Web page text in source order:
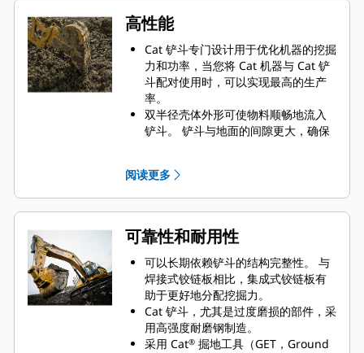
高性能
Cat 铲斗专门设计用于优化机器的挖掘
力和功率，当您将 Cat 机器与 Cat 铲
斗配对使用时，可以实现最高的生产
率。
双半径壳体外形可使物料顺畅地流入
铲斗。 铲斗与地面的间隙更大，确保
油耗在挖掘过程中达到峰值。 Cat 铲
斗可以快速铲挖物料，提高了机器的
整体工作效率。
可在更短的时间内装载更多的物料。
对于每次装载，铲斗形状和侧挡板都
可将大部分物料保留在铲斗内。
阅读更多
可靠性和耐用性
可以长期依赖铲斗的结构完整性。 与
焊接式铰链板相比，集成式铰链板有
助于更好地分配挖掘力。
Cat 铲斗，尤其是过度磨损的部件，采
用高强度耐磨钢制造。
采用 Cat® 掘地工具（GET，Ground